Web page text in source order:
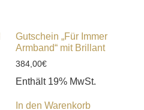
Gutschein „Für Immer
Armband“ mit Brillant
384,00€
Enthält 19% MwSt.
In den Warenkorb